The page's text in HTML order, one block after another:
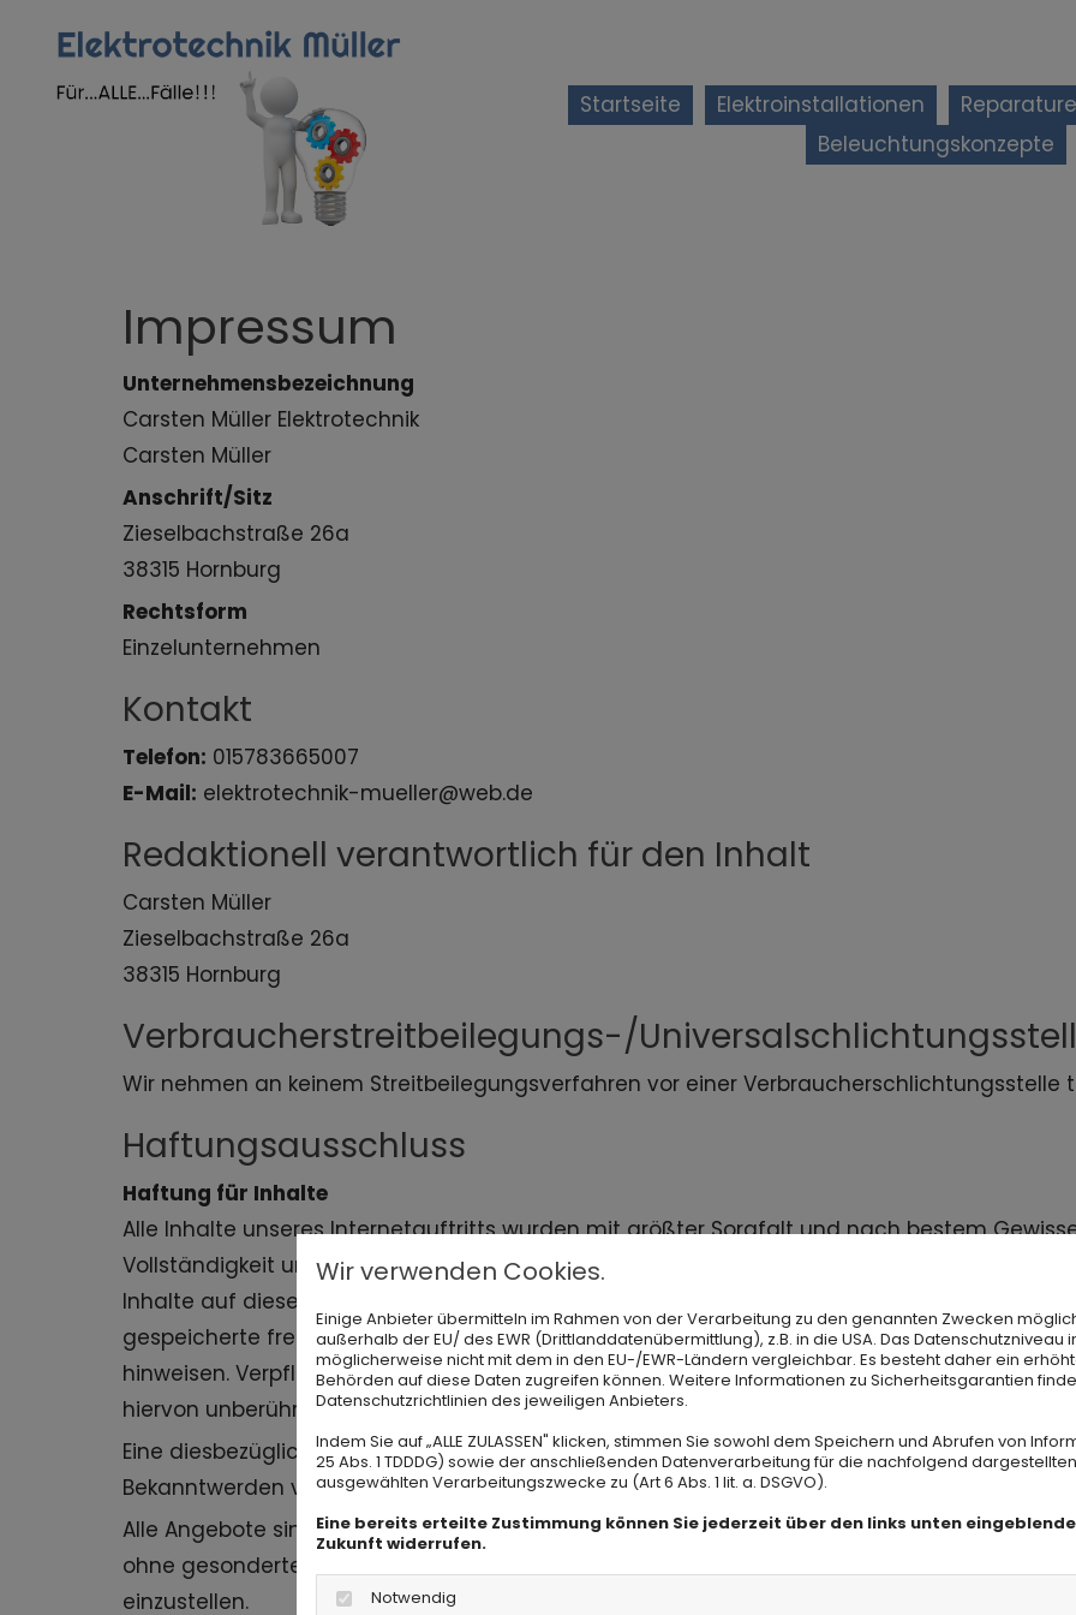
Startseite Elektroinstallationen
Beleuchtungskonzepte
Impressum
Unternehmensbezeichnung
Carsten Müller Elektrotechnik
Carsten Müller
Anschrift/Sitz
Zieselbachstraße 26a
38315 Hornburg
Rechtsform
Einzelunternehmen
Kontakt
Telefon: 015783665007
E-Mail: elektrotechnik-mueller@web.de
Redaktionell verantwortlich für den Inhalt
Carsten Müller
Zieselbachstraße 26a
38315 Hornburg
Verbraucherstreitbeilegungs-/
Wir nehmen an keinem Streitbeilegungsverfahren vor einer Verbraucherschlichtungsstelle
Haftungsausschluss
Haftung für Inhalte
Alle Inhalte unseres Internetauftritts wurden mit größter Sorgfalt und nach bestem
Vollständigkeit und Aktualität der Inhalte können wir jedoch keine Gewähr übernehmen.
Inhalte auf diesen Seiten nach den allgemeinen Gesetzen verantwortlich. Wir sind
gespeicherte fremde Informationen zu überwachen oder nach Umständen zu forschen,
hinweisen. Verpflichtungen zur Entfernung oder Sperrung der Nutzung von Informationen
hiervon unberührt.
Eine diesbezügliche Haftung ist jedoch erst ab dem Zeitpunkt der Kenntniserlangung einer
Bekanntwerden von den o.g. Rechtsverletzungen werden wir diese Inhalte unverzüglich
Alle Angebote sind freibleibend und unverbindlich. Wir behalten uns ausdrücklich vor,
ohne gesonderte Ankündigung zu verändern, zu ergänzen, zu löschen oder die
einzustellen.
Wir verwenden Cookies.
Einige Anbieter übermitteln im Rahmen von der Verarbeitung zu den genannten Zwecken
außerhalb der EU/ des EWR (Drittlanddatenübermittlung), z.B. in die USA. Das Datenschutzniveau
möglicherweise nicht mit dem in den EU-/EWR-Ländern vergleichbar. Es besteht daher ein
Behörden auf diese Daten zugreifen können. Weitere Informationen zu Sicherheitsgarantien
Datenschutzrichtlinien des jeweiligen Anbieters.
Indem Sie auf „ALLE ZULASSEN" klicken, stimmen Sie sowohl dem Speichern und Abrufen von
25 Abs. 1 TDDDG) sowie der anschließenden Datenverarbeitung für die nachfolgend
ausgewählten Verarbeitungszwecke zu (Art 6 Abs. 1 lit. a. DSGVO).
Eine bereits erteilte Zustimmung können Sie jederzeit über den links unten
Zukunft widerrufen.
Notwendig